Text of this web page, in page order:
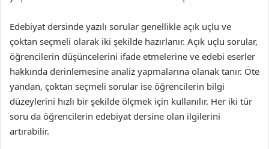
Edebiyat dersinde yazılı sorular genellikle açık uçlu ve
çoktan seçmeli olarak iki şekilde hazırlanır. Açık uçlu sorular,
öğrencilerin düşüncelerini ifade etmelerine ve edebi eserler
hakkında derinlemesine analiz yapmalarına olanak tanır. Öte
yandan, çoktan seçmeli sorular ise öğrencilerin bilgi
düzeylerini hızlı bir şekilde ölçmek için kullanılır. Her iki tür
soru da öğrencilerin edebiyat dersine olan ilgilerini
artırabilir.